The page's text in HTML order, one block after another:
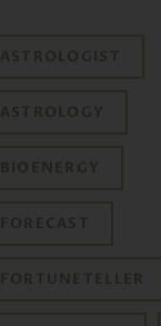
ASTROLOGIST
ASTROLOGY
BIOENERGY
FORECAST
FORTUNETELLER